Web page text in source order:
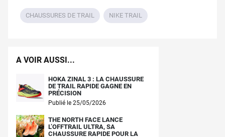
CHAUSSURES DE TRAIL NIKE TRAIL
A VOIR AUSSI...
HOKA ZINAL 3 : LA CHAUSSURE
DE TRAIL RAPIDE GAGNE EN
PRÉCISION
Publié le 25/05/2026
THE NORTH FACE LANCE
L’OFFTRAIL ULTRA, SA
CHAUSSURE RAPIDE POUR LA